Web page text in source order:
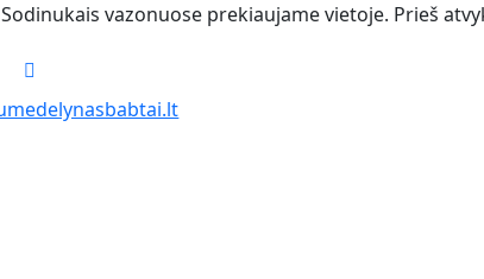
Sodinukais vazonuose prekiaujame vietoje. Prieš